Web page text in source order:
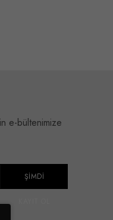
e-bültenimize
ŞIMDI